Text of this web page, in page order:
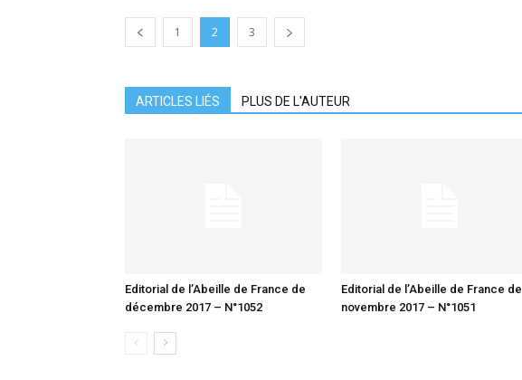
1 2 3
ARTICLES LIÉS PLUS DE L'AUTEUR
Editorial de l’Abeille de France de
décembre 2017 – N°1052
Editorial de l’Abeille de France de
novembre 2017 – N°1051